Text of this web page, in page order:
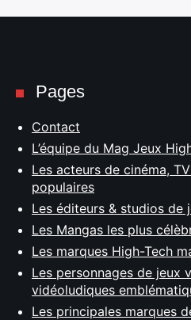
Pages
Contact
L’équipe du Mag Jeux
Les acteurs de cinéma,
populaires
Les éditeurs & studios de
Les Mangas les plus
Les marques High-Tech
Les personnages de jeux
vidéoludiques
Les principales marques